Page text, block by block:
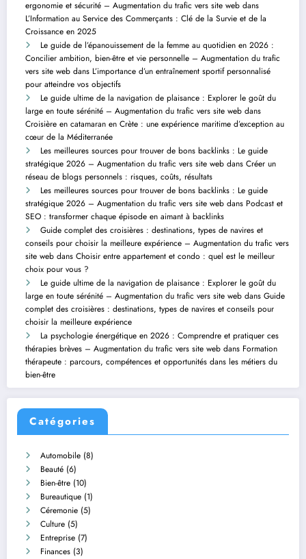
ergonomie et sécurité – Augmentation du trafic vers site web dans
L’Information au Service des Commerçants : Clé de la Survie et de la
Croissance en 2025
Le guide de l’épanouissement de la femme au quotidien en 2026 :
Concilier ambition, bien-être et vie personnelle – Augmentation du trafic
vers site web dans L’importance d’un entraînement sportif personnalisé
pour atteindre vos objectifs
Le guide ultime de la navigation de plaisance : Explorer le goût du
large en toute sérénité – Augmentation du trafic vers site web dans
Croisière en catamaran en Crète : une expérience maritime d’exception au
cœur de la Méditerranée
Les meilleures sources pour trouver de bons backlinks : Le guide
stratégique 2026 – Augmentation du trafic vers site web dans Créer un
réseau de blogs personnels : risques, coûts, résultats
Les meilleures sources pour trouver de bons backlinks : Le guide
stratégique 2026 – Augmentation du trafic vers site web dans Podcast et
SEO : transformer chaque épisode en aimant à backlinks
Guide complet des croisières : destinations, types de navires et
conseils pour choisir la meilleure expérience – Augmentation du trafic vers
site web dans Choisir entre appartement et condo : quel est le meilleur
choix pour vous ?
Le guide ultime de la navigation de plaisance : Explorer le goût du
large en toute sérénité – Augmentation du trafic vers site web dans Guide
complet des croisières : destinations, types de navires et conseils pour
choisir la meilleure expérience
La psychologie énergétique en 2026 : Comprendre et pratiquer ces
thérapies brèves – Augmentation du trafic vers site web dans Formation
thérapeute : parcours, compétences et opportunités dans les métiers du
bien-être
Catégories
Automobile (8)
Beauté (6)
Bien-être (10)
Bureautique (1)
Céremonie (5)
Culture (5)
Entreprise (7)
Finances (3)